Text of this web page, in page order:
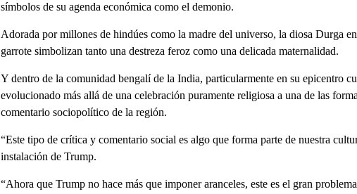
símbolos de su agenda económica como el demonio.
Adorada por millones de hindúes como la madre del universo, la diosa Durga
garrote simbolizan tanto una destreza feroz como una delicada maternalidad.
Y dentro de la comunidad bengalí de la India, particularmente en su epicentro
evolucionado más allá de una celebración puramente religiosa a una de las
comentario sociopolítico de la región.
“Este tipo de crítica y comentario social es algo que forma parte de nuestra
instalación de Trump.
“Ahora que Trump no hace más que imponer aranceles, este es el gran